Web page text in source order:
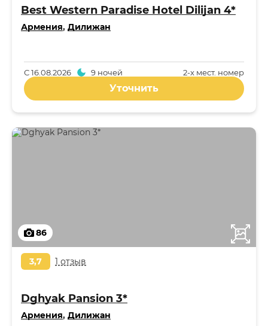
Best Western Paradise Hotel Dilijan 4*
Армения, Дилижан
2-x мест. номер
С16.08.2026 9 ночей
Уточнить
86
3,7 1 отзыв
Dghyak Pansion 3*
Армения, Дилижан